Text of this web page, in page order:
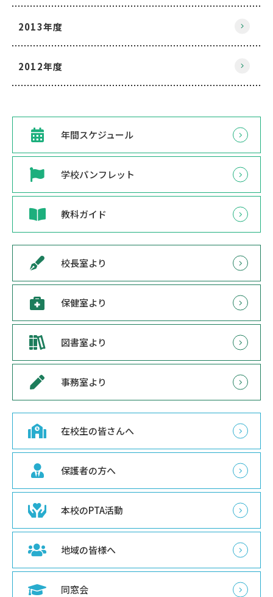
2013年度
2012年度
年間スケジュール
学校パンフレット
教科ガイド
校長室より
保健室より
図書室より
事務室より
在校生の皆さんへ
保護者の方へ
本校のPTA活動
地域の皆様へ
同窓会